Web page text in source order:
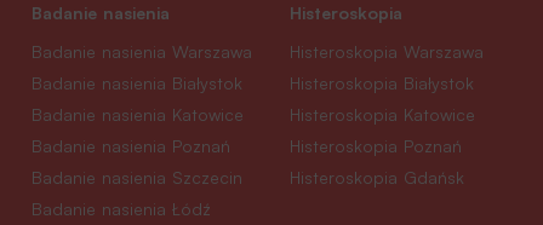
Badanie nasienia
Badanie nasienia Warszawa
Badanie nasienia Białystok
Badanie nasienia Katowice
Badanie nasienia Poznań
Badanie nasienia Szczecin
Badanie nasienia Łódź
Histeroskopia
Histeroskopia Warszawa
Histeroskopia Białystok
Histeroskopia Katowice
Histeroskopia Poznań
Histeroskopia Gdańsk